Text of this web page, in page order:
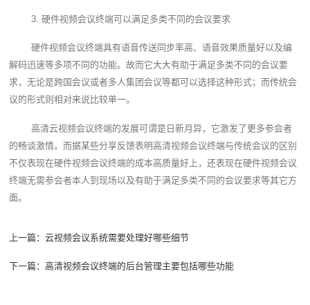
3. 硬件视频会议终端可以满足多类不同的会议要求
硬件视频会议终端具有语音传送同步率高、语音效果质量好以及编
解码迅速等多项不同的功能。故而它大大有助于满足多类不同的会议要
求，无论是跨国会议或者多人集团会议等都可以选择这种形式；而传统会
议的形式则相对来说比较单一。
高清云视频会议终端的发展可谓是日新月异，它激发了更多参会者
的畅谈激情。而据某些分享反馈表明高清视频会议终端与传统会议的区别
不仅表现在硬件视频会议终端的成本高质量好上，还表现在硬件视频会议
终端无需参会者本人到现场以及有助于满足多类不同的会议要求等其它方
面。
上一篇：云视频会议系统需要处理好哪些细节
下一篇：高清视频会议终端的后台管理主要包括哪些功能